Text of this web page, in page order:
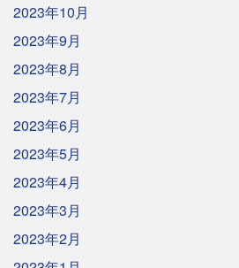
2023年10月
2023年9月
2023年8月
2023年7月
2023年6月
2023年5月
2023年4月
2023年3月
2023年2月